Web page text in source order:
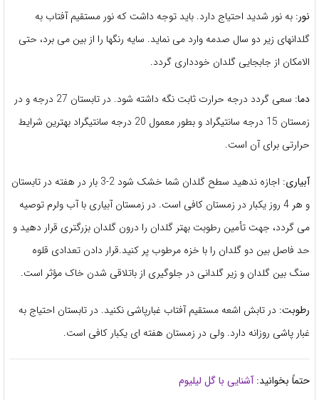
نور: به نور شدید احتیاج دارد. باید توجه داشت که نور مستقیم آفتاب به
گلدانهای زیر دو سال صدمه وارد می نماید. سایه رنگها را از بین می برد، حتی
الامکان از جابجایی گلدان خودداری گردد.
دما:
سعی گردد درجه حرارت ثابت نگه داشته شود. در تابستان 27 درجه و در
زمستان 15 درجه سانتیگراد و بطور معمول 20 درجه سانتیگراد بهترین شرایط
حرارتی برای آن است.
آبیاری:
اجازه ندهید سطح گلدان شما خشک شود 2-3 بار در هفته در تابستان
و هر 4 روز یکبار در زمستان کافی است. در زمستان آبیاری با آب ولرم توصیه
می گردد، جهت تأمین رطوبت بهتر گلدان را درون گلدان بزرگتری قرار دهید و
حد فاصل بین دو گلدان را با خزه مرطوب پر کنید.قرار دادن تعدادی قلوه
سنگ بین گلدان و زیر گلدانی در جلوگیری از باتلاقی شدن خاک مؤثر است.
رطوبت: در تابش اشعه مستقیم آفتاب غبارپاشی نکنید. در تابستان احتیاج به
غبار پاشی روزانه دارد. ولی در زمستان هفته ای یکبار کافی است.
حتماً بخوانید:آشنایی با گل لیلیوم